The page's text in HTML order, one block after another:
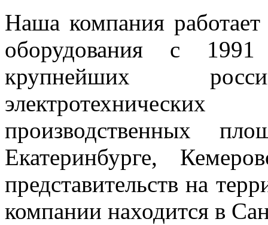
Наша компания работает
оборудования с
крупнейших
производственных
Екатеринбурге,
представительств на
компании находится в